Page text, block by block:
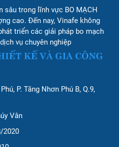
sâu trong lĩnh vực BO MẠCH
cao. Đến nay, Vinafe không
triển các giải pháp bo mạch
vụ chuyên nghiệp
P. Tăng Nhơn Phú B, Q.9,
Vân
2020